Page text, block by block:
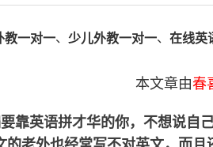
教一对一、 少儿外教一对一、 在线英
本文章由春
靠英语拼才华的你，不想说自